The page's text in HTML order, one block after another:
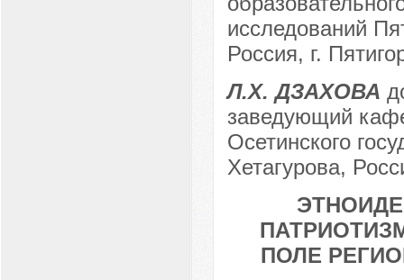
исследований
Россия, г.
Л.Х. ДЗАХОВА
заведующий
Осетинского
Хетагурова,
ПОЛЕ